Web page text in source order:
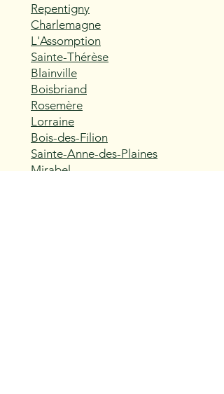
Repentigny
Charlemagne
L'Assomption
Sainte-Thérèse
Blainville
Boisbriand
Rosemère
Lorraine
Bois-des-Filion
Sainte-Anne-des-Plaines
Mirabel